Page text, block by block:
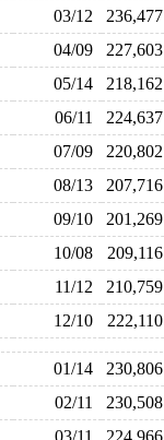
03/12
04/09
05/14
06/11
07/09
08/13
09/10
10/08
11/12
12/10
01/14
02/11
03/11